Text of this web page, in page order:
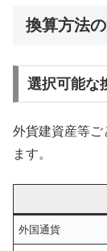
換算方法
選択可能な
外貨建資産等ご
ます。
外国通貨